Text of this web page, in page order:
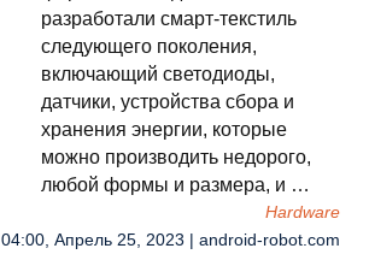
разработали смарт-текстиль
следующего поколения,
включающий светодиоды,
датчики, устройства сбора и
хранения энергии, которые
можно производить недорого,
любой формы и размера, и …
Hardware
04:00, Апрель 25, 2023 | android-robot.com